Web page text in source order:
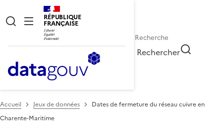
RÉPUBLIQUE
FRANÇAISE
Rechercher
Accueil Jeux de données
Dates de fermeture du réseau cuivre en
Charente-Maritime